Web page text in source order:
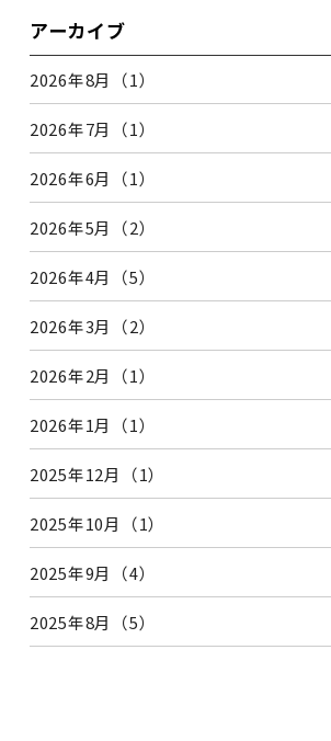
アーカイブ
2026年8月（1）
2026年7月（1）
2026年6月（1）
2026年5月（2）
2026年4月（5）
2026年3月（2）
2026年2月（1）
2026年1月（1）
2025年12月（1）
2025年10月（1）
2025年9月（4）
2025年8月（5）